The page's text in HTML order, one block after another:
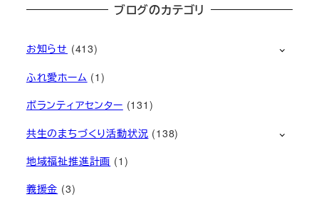
ブログのカテゴリ
お知らせ (413)
ふれ愛ホーム (1)
ボランティアセンター (131)
共生のまちづくり活動状況 (138)
地域福祉推進計画 (1)
義援金 (3)